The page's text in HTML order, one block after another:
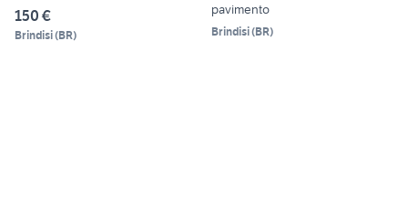
150 €
Brindisi(BR)
pavimento
Brindisi(BR)